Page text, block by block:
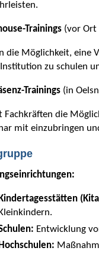
Trainings (vor
die Möglichkeit, eine
Institution zu schulen
Trainings (in
Fachkräften die
mit einzubringen
Kindertagesstätten
Kleinkindern.
Entwicklung
Hochschulen: